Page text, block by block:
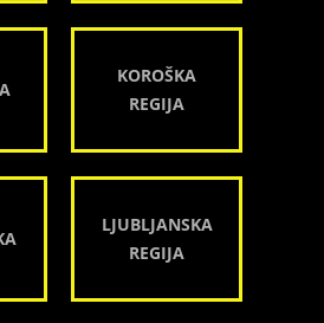
KOROŠKA
REGIJA
LJUBLJANSKA
REGIJA